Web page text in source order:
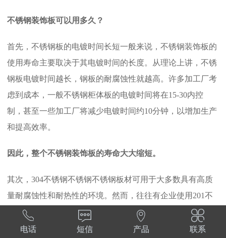
不锈钢装饰板可以用多久？
首先，不锈钢板的电镀时间长短一般来说，不锈钢装饰板的
使用寿命主要取决于其电镀时间的长度。从理论上讲，不锈
钢板电镀时间越长，钢板的耐腐蚀性就越高。许多加工厂考
虑到成本，一般不锈钢柜体板的电镀时间将在15-30内控
制，甚至一些加工厂将减少电镀时间约10分钟，以增加生产
和提高效率。
因此，整个不锈钢装饰板的寿命大大缩短。
其次，304不锈钢不锈钢不锈钢板材可用于大多数具有高质
量耐腐蚀性和耐热性的环境。然而，往往有企业使用201不
锈钢来节约成本。电镀过程中电镀后，肉眼差别不大，但时
间会证明这一切。

电话

短信

产品

联系